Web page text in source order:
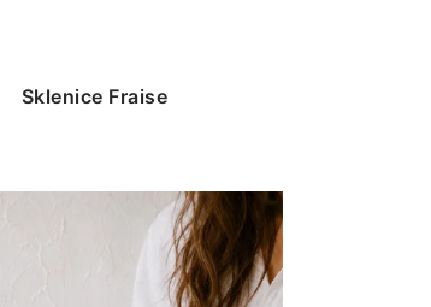
Sklenice Fraise